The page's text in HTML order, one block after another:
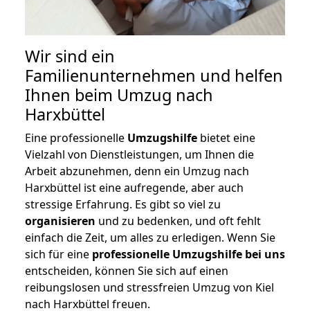
Wir sind ein
Familienunternehmen und helfen
Ihnen beim Umzug nach
Harxbüttel
Eine professionelle Umzugshilfe bietet eine
Vielzahl von Dienstleistungen, um Ihnen die
Arbeit abzunehmen, denn ein Umzug nach
Harxbüttel ist eine aufregende, aber auch
stressige Erfahrung. Es gibt so viel zu
organisieren und zu bedenken, und oft fehlt
einfach die Zeit, um alles zu erledigen. Wenn Sie
sich für eine professionelle Umzugshilfe bei uns
entscheiden, können Sie sich auf einen
reibungslosen und stressfreien Umzug von Kiel
nach Harxbüttel freuen.